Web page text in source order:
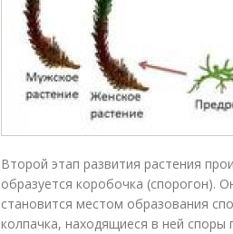
Второй этап развития растения
образуется коробочка (спорогон).
становится местом образования
колпачка, находящиеся в ней споры